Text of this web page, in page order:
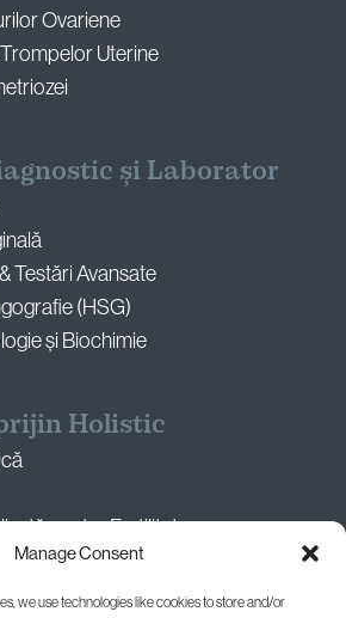
Manage Consent
we use technologies like cookies to store and/or
Ovariene
Uterine
și Laborator
Testări Avansate
(HSG)
și Biochimie
Holistic
pentru Fertilitate
Doua Opinie Medicală
și de Stil de Viață